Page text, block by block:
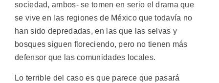
sociedad, ambos- se tomen en serio el drama que
se vive en las regiones de México que todavía no
han sido depredadas, en las que las selvas y
bosques siguen floreciendo, pero no tienen más
defensor que las comunidades locales.
Lo terrible del caso es que parece que pasará